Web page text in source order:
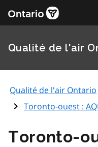
Qualité de l'air
Qualité de l'air Ontario
Toronto-ouest :
Toronto-